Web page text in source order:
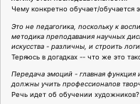
Чему конкретно обучает/обучается
Это не педагогика, поскольку к
методика преподавания научных
искусства - различны, и строить
Теряюсь в догадках -- что же это
Передача эмоций - главная функция
должны учить профессионалов
Речь идет об обучении